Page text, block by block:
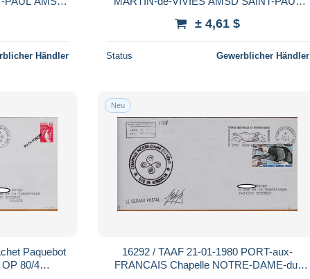
Händler
± 4,61 $
Status Gewerblicher Händler
Paquebot
80/4
Neu
16292 / TAAF 21-01-1980 PORT-aux-
FRANCAIS Chapelle NOTRE-DAME-du-